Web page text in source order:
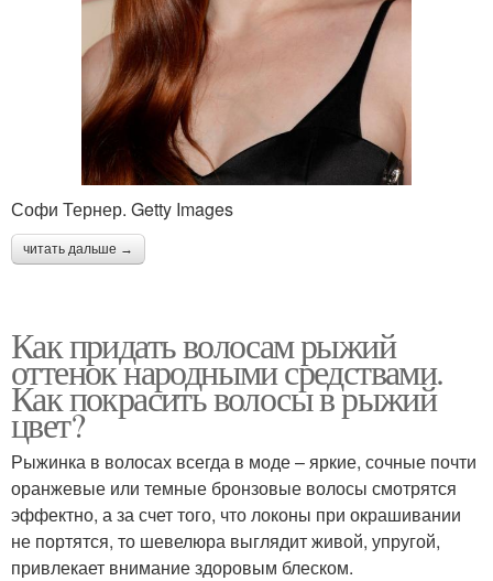
Софи Тернер. Getty Images
читать дальше →
Как придать волосам рыжий
оттенок народными средствами.
Как покрасить волосы в рыжий
цвет?
Рыжинка в волосах всегда в моде – яркие, сочные почти
оранжевые или темные бронзовые волосы смотрятся
эффектно, а за счет того, что локоны при окрашивании
не портятся, то шевелюра выглядит живой, упругой,
привлекает внимание здоровым блеском.